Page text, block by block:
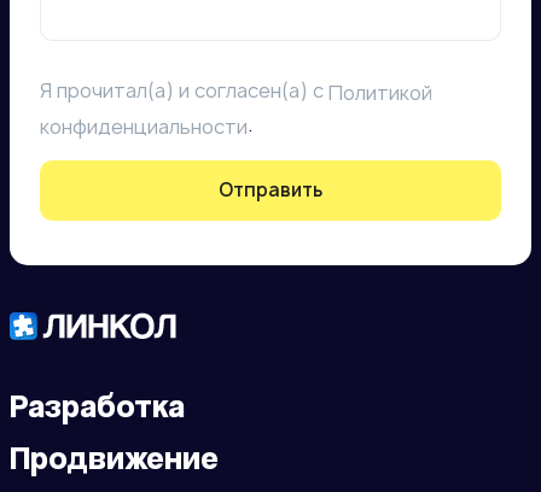
Я прочитал(а) и согласен(а) сПолитикой
конфиденциальности.
Отправить
Разработка
Продвижение